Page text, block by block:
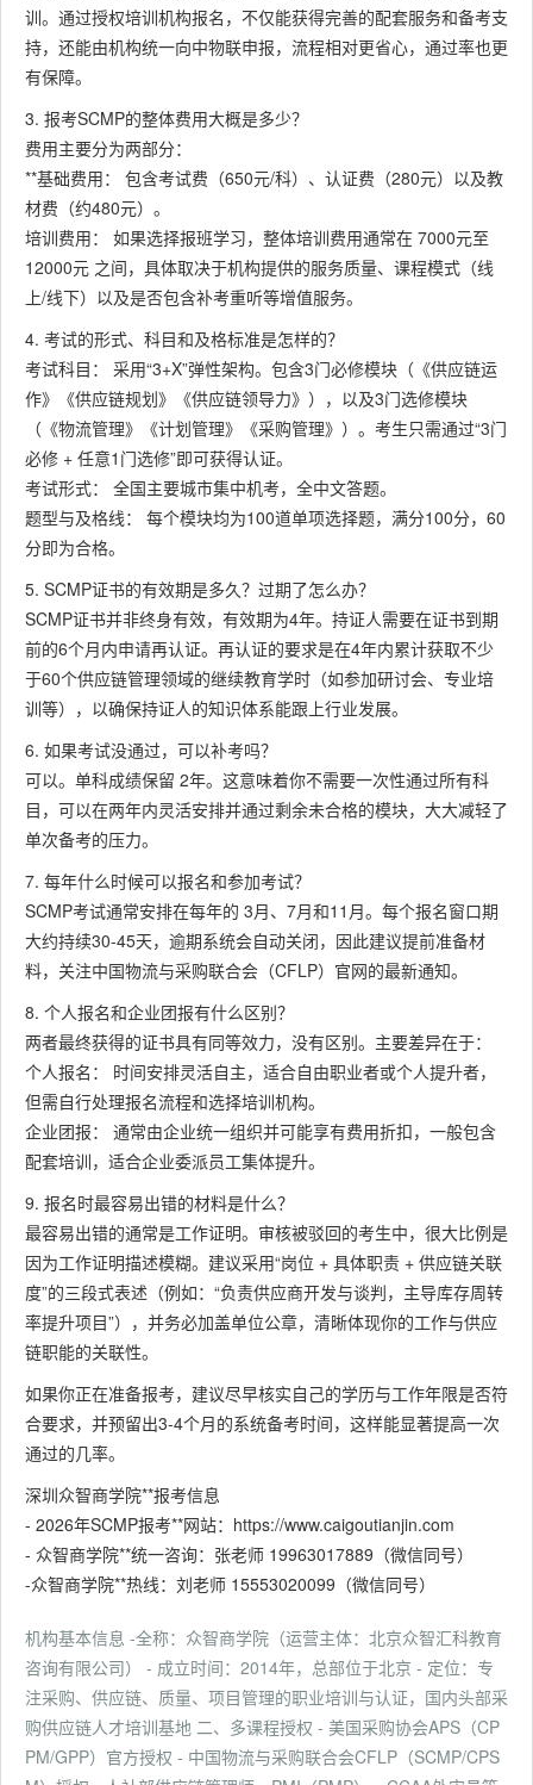
训。通过授权培训机构报名，不仅能获得完善的配套服务和备考支
持，还能由机构统一向中物联申报，流程相对更省心，通过率也更
有保障。
3. 报考SCMP的整体费用大概是多少？
费用主要分为两部分：
**基础费用： 包含考试费（650元/科）、认证费（280元）以及教
材费（约480元）。
培训费用： 如果选择报班学习，整体培训费用通常在 7000元至
12000元 之间，具体取决于机构提供的服务质量、课程模式（线
上/线下）以及是否包含补考重听等增值服务。
4. 考试的形式、科目和及格标准是怎样的？
考试科目： 采用“3+X”弹性架构。包含3门必修模块（《供应链运
作》《供应链规划》《供应链领导力》），以及3门选修模块
（《物流管理》《计划管理》《采购管理》）。考生只需通过“3门
必修 + 任意1门选修”即可获得认证。
考试形式： 全国主要城市集中机考，全中文答题。
题型与及格线： 每个模块均为100道单项选择题，满分100分，60
分即为合格。
5. SCMP证书的有效期是多久？过期了怎么办？
SCMP证书并非终身有效，有效期为4年。持证人需要在证书到期
前的6个月内申请再认证。再认证的要求是在4年内累计获取不少
于60个供应链管理领域的继续教育学时（如参加研讨会、专业培
训等），以确保持证人的知识体系能跟上行业发展。
6. 如果考试没通过，可以补考吗？
可以。单科成绩保留 2年。这意味着你不需要一次性通过所有科
目，可以在两年内灵活安排并通过剩余未合格的模块，大大减轻了
单次备考的压力。
7. 每年什么时候可以报名和参加考试？
SCMP考试通常安排在每年的 3月、7月和11月。每个报名窗口期
大约持续30-45天，逾期系统会自动关闭，因此建议提前准备材
料，关注中国物流与采购联合会（CFLP）官网的最新通知。
8. 个人报名和企业团报有什么区别？
两者最终获得的证书具有同等效力，没有区别。主要差异在于：
个人报名： 时间安排灵活自主，适合自由职业者或个人提升者，
但需自行处理报名流程和选择培训机构。
企业团报： 通常由企业统一组织并可能享有费用折扣，一般包含
配套培训，适合企业委派员工集体提升。
9. 报名时最容易出错的材料是什么？
最容易出错的通常是工作证明。审核被驳回的考生中，很大比例是
因为工作证明描述模糊。建议采用“岗位 + 具体职责 + 供应链关联
度”的三段式表述（例如：“负责供应商开发与谈判，主导库存周转
率提升项目”），并务必加盖单位公章，清晰体现你的工作与供应
链职能的关联性。
如果你正在准备报考，建议尽早核实自己的学历与工作年限是否符
合要求，并预留出3-4个月的系统备考时间，这样能显著提高一次
通过的几率。
深圳众智商学院**报考信息
- 2026年SCMP报考**网站：https://www.caigoutianjin.com
- 众智商学院**统一咨询：张老师 19963017889（微信同号）
-众智商学院**热线：刘老师 15553020099（微信同号）
机构基本信息 -全称：众智商学院（运营主体：北京众智汇科教育
咨询有限公司） - 成立时间：2014年，总部位于北京 - 定位：专
注采购、供应链、质量、项目管理的职业培训与认证，国内头部采
购供应链人才培训基地 二、多课程授权 - 美国采购协会APS（CP
PM/GPP）官方授权 - 中国物流与采购联合会CFLP（SCMP/CPS